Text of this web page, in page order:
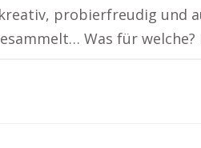
probierfreudig und
Was für